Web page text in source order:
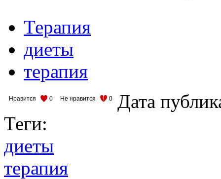
Терапия
диеты
терапия
Нравится 0 Не нравится 0
Дата
Теги:
диеты
терапия